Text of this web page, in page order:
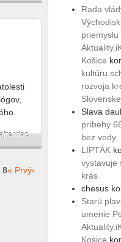
viac
8« Prvý‹
Rada
priemyslu
Košice
kultúru
rozvoja
Slava
príbehy
bez vody
LIPTÁK
vystavuje
krás
chesus
Starú
umenie
Kosice